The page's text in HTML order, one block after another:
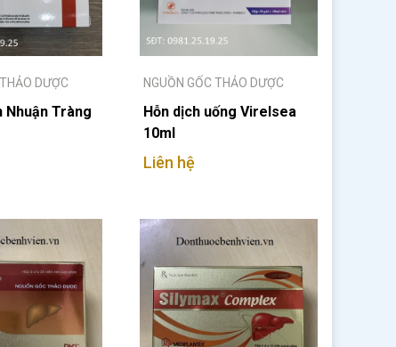
DƯỢC
Nhuận Tràng
NGUỒN GỐC THẢO DƯỢC
Hỗn dịch uống Virelsea
10ml
Liên hệ